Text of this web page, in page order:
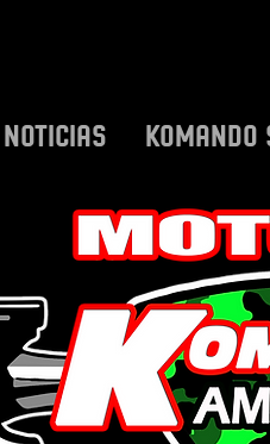
NOTICIAS KOMANDO